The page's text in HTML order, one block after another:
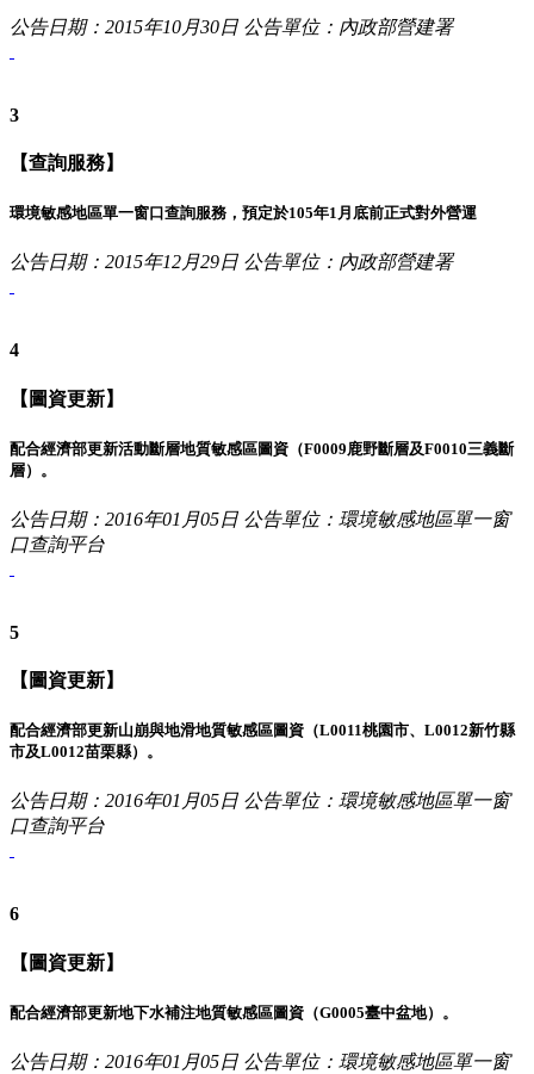
公告日期：2015年10月30日 公告單位：內政部營建署
3
【查詢服務】
環境敏感地區單一窗口查詢服務，預定於105年1月底前正式對外營運
公告日期：2015年12月29日 公告單位：內政部營建署
4
【圖資更新】
配合經濟部更新活動斷層地質敏感區圖資（F0009鹿野斷層及F0010三義斷
層）。
公告日期：2016年01月05日 公告單位：環境敏感地區單一窗
口查詢平台
5
【圖資更新】
配合經濟部更新山崩與地滑地質敏感區圖資（L0011桃園市、L0012新竹縣
市及L0012苗栗縣）。
公告日期：2016年01月05日 公告單位：環境敏感地區單一窗
口查詢平台
6
【圖資更新】
配合經濟部更新地下水補注地質敏感區圖資（G0005臺中盆地）。
公告日期：2016年01月05日 公告單位：環境敏感地區單一窗